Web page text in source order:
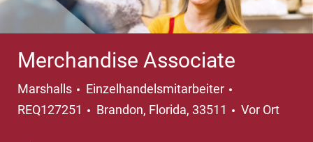
Merchandise Associate
Marshalls Kategorie
Einzelhandelsmitarbeiter
REQ127251
Ort
Brandon, Florida, 33511 Vor Ort